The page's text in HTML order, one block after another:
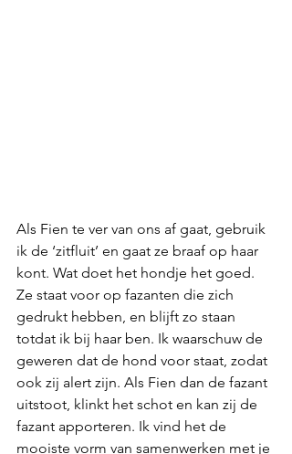
Als Fien te ver van ons af gaat, gebruik
ik de ‘zitfluit’ en gaat ze braaf op haar
kont. Wat doet het hondje het goed.
Ze staat voor op fazanten die zich
gedrukt hebben, en blijft zo staan
totdat ik bij haar ben. Ik waarschuw de
geweren dat de hond voor staat, zodat
ook zij alert zijn. Als Fien dan de fazant
uitstoot, klinkt het schot en kan zij de
fazant apporteren. Ik vind het de
mooiste vorm van samenwerken met je